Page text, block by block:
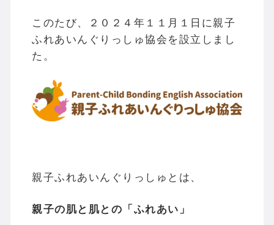
このたび、２０２４年１１月１日に親子
ふれあいんぐりっしゅ協会を設立しまし
た。
親子ふれあいんぐりっしゅとは、
親子の肌と肌との「ふれあい」